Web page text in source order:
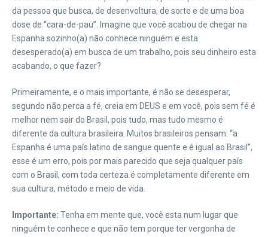
da pessoa que busca, de desenvoltura, de sorte e de uma boa
dose de “cara-de-pau”. Imagine que você acabou de chegar na
Espanha sozinho(a) não conhece ninguém e esta
desesperado(a) em busca de um trabalho, pois seu dinheiro esta
acabando, o que fazer?
Primeiramente, e o mais importante, é não se desesperar,
segundo não perca a fé, creia em DEUS e em você, pois sem fé é
melhor nem sair do Brasil, pois tudo, mas tudo mesmo é
diferente da cultura brasileira. Muitos brasileiros pensam: “a
Espanha é uma país latino de sangue quente e é igual ao Brasil”,
esse é um erro, pois por mais parecido que seja qualquer país
com o Brasil, com toda certeza é completamente diferente em
sua cultura, método e meio de vida.
Importante: Tenha em mente que, você esta num lugar que
ninguém te conhece e que não tem porque ter vergonha de